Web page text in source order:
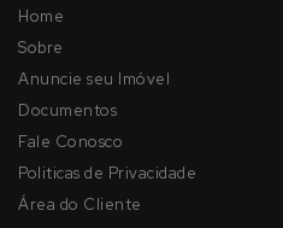
Home
Sobre
Anuncie seu Imóvel
Documentos
Fale Conosco
Politicas de Privacidade
Área do Cliente